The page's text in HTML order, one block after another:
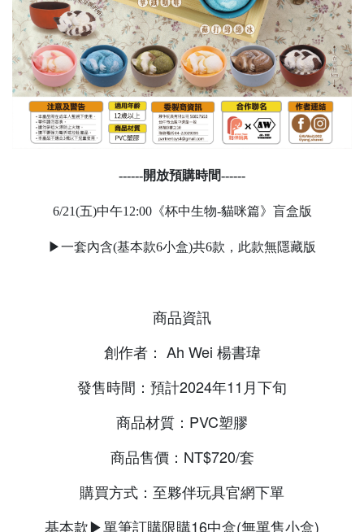
------開放預購時間------
6/21(五)中午12:00《杯中生物-貓咪篇》盲盒版
▶一套內含(基本款6小盒)共6款，此款無隱藏版
商品資訊
創作者： Ah Wei 楊書瑋
發售時間：預計2024年11月下旬
商品材質：PVC塑膠
商品售價：NT$720/套
購買方式：至夥伴玩具官網下單
基本款▶單筆訂購限購16中盒(無單售小盒)